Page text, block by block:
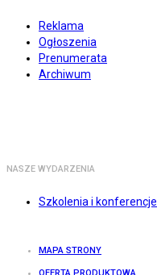
Reklama
Ogłoszenia
Prenumerata
Archiwum
NASZE WYDARZENIA
Szkolenia i konferencje
MAPA STRONY